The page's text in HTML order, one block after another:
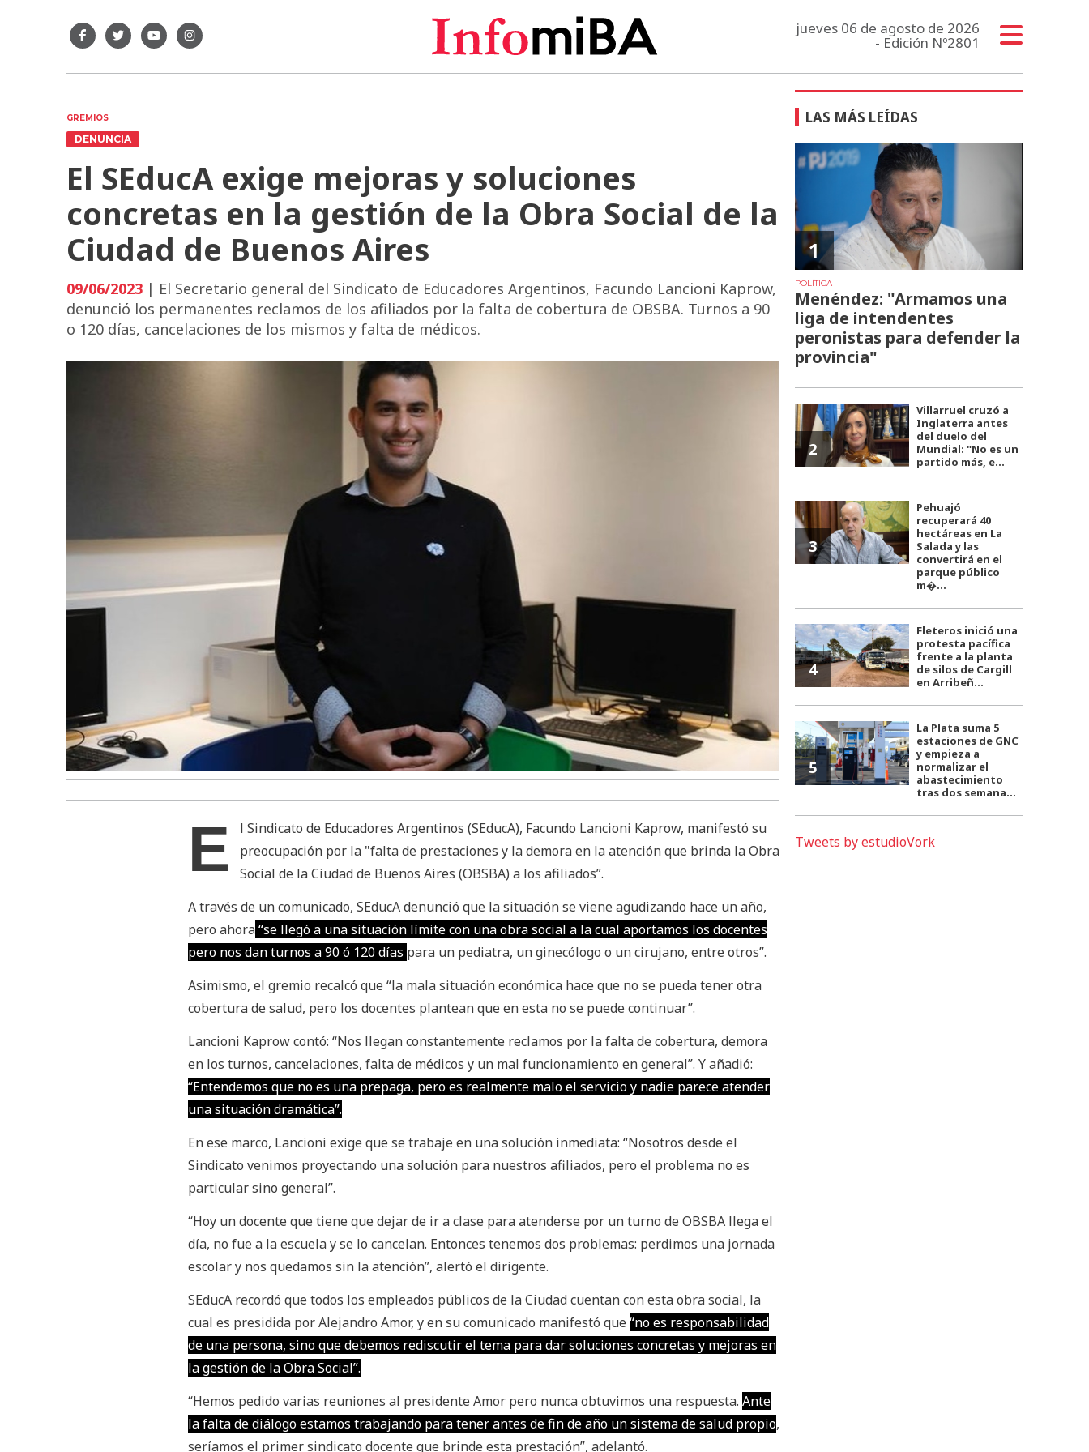
jueves 06 de agosto de 2026
- Edición Nº2801
GREMIOS
DENUNCIA
El SEducA exige mejoras y soluciones
concretas en la gestión de la Obra Social de la
Ciudad de Buenos Aires
09/06/2023 | El Secretario general del Sindicato de Educadores Argentinos, Facundo Lancioni Kaprow,
denunció los permanentes reclamos de los afiliados por la falta de cobertura de OBSBA. Turnos a 90
o 120 días, cancelaciones de los mismos y falta de médicos.
E
l Sindicato de Educadores Argentinos (SEducA), Facundo Lancioni Kaprow, manifestó su
preocupación por la "falta de prestaciones y la demora en la atención que brinda la Obra
Social de la Ciudad de Buenos Aires (OBSBA) a los afiliados”.
A través de un comunicado, SEducA denunció que la situación se viene agudizando hace un año,
pero ahora“se llegó a una situación límite con una obra social a la cual aportamos los docentes
pero nos dan turnos a 90 ó 120 días para un pediatra, un ginecólogo o un cirujano, entre otros”.
Asimismo, el gremio recalcó que “la mala situación económica hace que no se pueda tener otra
cobertura de salud, pero los docentes plantean que en esta no se puede continuar”.
Lancioni Kaprow contó: “Nos llegan constantemente reclamos por la falta de cobertura, demora
en los turnos, cancelaciones, falta de médicos y un mal funcionamiento en general”. Y añadió:
“Entendemos que no es una prepaga, pero es realmente malo el servicio y nadie parece atender
una situación dramática”.
En ese marco, Lancioni exige que se trabaje en una solución inmediata: “Nosotros desde el
Sindicato venimos proyectando una solución para nuestros afiliados, pero el problema no es
particular sino general”.
“Hoy un docente que tiene que dejar de ir a clase para atenderse por un turno de OBSBA llega el
día, no fue a la escuela y se lo cancelan. Entonces tenemos dos problemas: perdimos una jornada
escolar y nos quedamos sin la atención”, alertó el dirigente.
SEducA recordó que todos los empleados públicos de la Ciudad cuentan con esta obra social, la
cual es presidida por Alejandro Amor, y en su comunicado manifestó que“no es responsabilidad
de una persona, sino que debemos rediscutir el tema para dar soluciones concretas y mejoras en
la gestión de la Obra Social”.
“Hemos pedido varias reuniones al presidente Amor pero nunca obtuvimos una respuesta. Ante
la falta de diálogo estamos trabajando para tener antes de fin de año un sistema de salud propio,
seríamos el primer sindicato docente que brinde esta prestación”, adelantó.
LAS MÁS LEÍDAS
1
POLÍTICA
Menéndez: "Armamos una
liga de intendentes
peronistas para defender la
provincia"
2
Villarruel cruzó a
Inglaterra antes
del duelo del
Mundial: "No es un
partido más, e...
3
Pehuajó
recuperará 40
hectáreas en La
Salada y las
convertirá en el
parque público
m�...
4
Fleteros inició una
protesta pacífica
frente a la planta
de silos de Cargill
en Arribeñ...
5
La Plata suma 5
estaciones de GNC
y empieza a
normalizar el
abastecimiento
tras dos semana...
Tweets by estudioVork